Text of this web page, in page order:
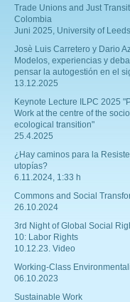
Trade Unions and Just
Colombia
Juni 2025, University of Leeds
Josè Luis Carretero y Dario
Modelos, experiencias y
pensar la autogestión en el
13.12.2025
Keynote Lecture ILPC 2025
Work at the centre of the
ecological transition"
25.4.2025
¿Hay caminos para la
utopías?
6.11.2024, 1:33 h
Commons and Social
26.10.2024
3rd Night of Global Social
10: Labor Rights
10.12.23. Video
Working-Class
06.10.2023
Sustainable Work